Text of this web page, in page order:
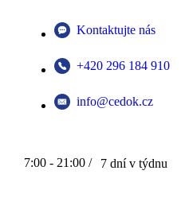
Kontaktujte nás
+420 296 184 910
info@cedok.cz
7:00 - 21:00 / 7 dní v týdnu